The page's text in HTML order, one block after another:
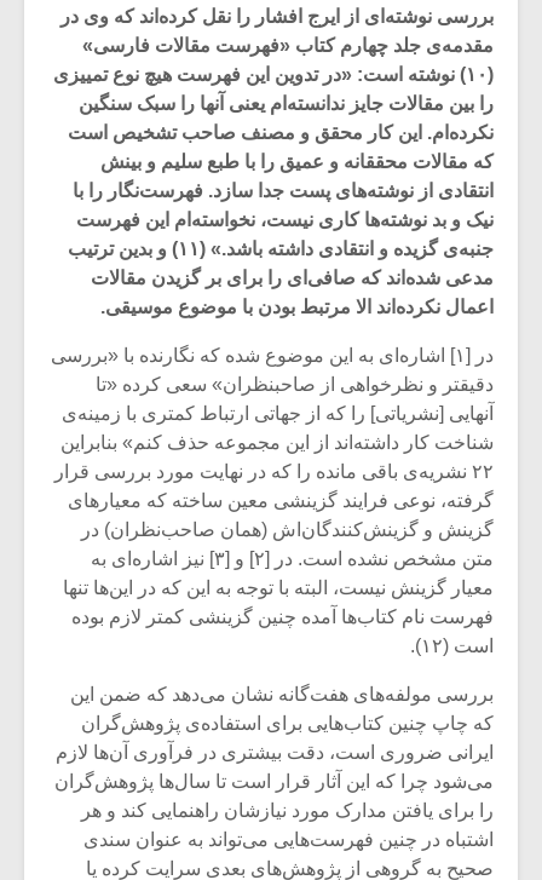
بررسی نوشته‌ای از ایرج افشار را نقل کرده‌اند که وی در
مقدمه‌ی جلد چهارم کتاب «فهرست مقالات فارسی»
(۱۰) نوشته است: «در تدوین این فهرست هیچ نوع تمییزی
را بین مقالات جایز ندانسته‌ام یعنی آنها را سبک سنگین
نکرده‌ام. این کار محقق و مصنف صاحب تشخیص است
که مقالات محققانه و عمیق را با طبع سلیم و بینش
انتقادی از نوشته‌های پست جدا سازد. فهرست‌نگار را با
نیک و بد نوشته‌ها کاری نیست، نخواسته‌ام این فهرست
جنبه‌ی گزیده و انتقادی داشته باشد.» (۱۱) و بدین ترتیب
مدعی شده‌اند که صافی‌ای را برای بر گزیدن مقالات
اعمال نکرده‌اند الا مرتبط بودن با موضوع موسیقی.
در [۱] اشاره‌ای به این موضوع شده که نگارنده با «بررسی
دقیقتر و نظرخواهی از صاحبنظران» سعی کرده «تا
آنهایی [نشریاتی] را که از جهاتی ارتباط کمتری با زمینه‌ی
شناخت کار داشته‌اند از این مجموعه حذف کنم» بنابراین
۲۲ نشریه‌ی باقی مانده را که در نهایت مورد بررسی قرار
گرفته، نوعی فرایند گزینشی معین ساخته که معیارهای
گزینش و گزینش‌کنندگان‌اش (همان صاحب‌نظران) در
متن مشخص نشده است. در [۲] و [۳] نیز اشاره‌ای به
معیار گزینش نیست، البته با توجه به این که در این‌ها تنها
فهرست نام کتاب‌ها آمده چنین گزینشی کمتر لازم بوده
است (۱۲).
بررسی مولفه‌های هفت‌گانه نشان می‌دهد که ضمن این
که چاپ چنین کتاب‌هایی برای استفاده‌ی پژوهش‌گران
ایرانی ضروری است، دقت بیشتری در فرآوری آن‌ها لازم
می‌شود چرا که این آثار قرار است تا سال‌ها پژوهش‌گران
را برای یافتن مدارک مورد نیازشان راهنمایی کند و هر
اشتباه در چنین فهرست‌هایی می‌تواند به عنوان سندی
صحیح به گروهی از پژوهش‌های بعدی سرایت کرده یا
میکلوش روژا موریس ژار